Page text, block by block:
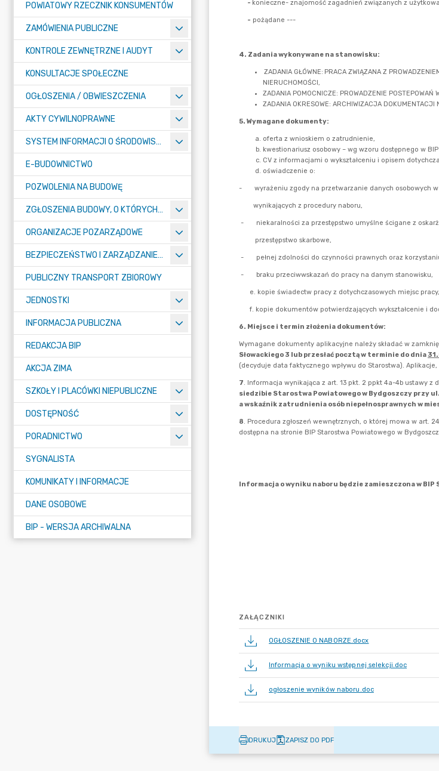
POWIATOWY RZECZNIK KONSUMENTÓW
ZAMÓWIENIA PUBLICZNE
KONTROLE ZEWNĘTRZNE I AUDYT
KONSULTACJE SPOŁECZNE
OGŁOSZENIA / OBWIESZCZENIA
AKTY CYWILNOPRAWNE
SYSTEM INFORMACJI O ŚRODOWISKU
E-BUDOWNICTWO
POZWOLENIA NA BUDOWĘ
ZGŁOSZENIA BUDOWY, O KTÓRYCH MOWA W ART. 29 UST. 1 PKT 1A, 2B I 19A USTAWY PRAWO BUDOWLANE
ORGANIZACJE POZARZĄDOWE
BEZPIECZEŃSTWO I ZARZĄDZANIE KRYZYSOWE
PUBLICZNY TRANSPORT ZBIOROWY
JEDNOSTKI
INFORMACJA PUBLICZNA
REDAKCJA BIP
AKCJA ZIMA
SZKOŁY I PLACÓWKI NIEPUBLICZNE
DOSTĘPNOŚĆ
PORADNICTWO
SYGNALISTA
KOMUNIKATY I INFORMACJE
DANE OSOBOWE
BIP - WERSJA ARCHIWALNA
ZAŁĄCZNIKI
OGŁOSZENIE O NABORZE.docx
Informacja o wyniku wstępnej selekcji.doc
ogłoszenie wyników naboru.doc
DRUKUJ ZAPISZ DO PDF